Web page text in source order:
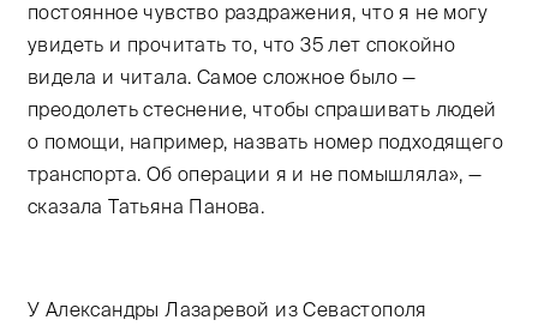
постоянное чувство раздражения, что я не могу
увидеть и прочитать то, что 35 лет спокойно
видела и читала. Самое сложное было —
преодолеть стеснение, чтобы спрашивать людей
о помощи, например, назвать номер подходящего
транспорта. Об операции я и не помышляла», —
сказала Татьяна Панова.
У Александры Лазаревой из Севастополя